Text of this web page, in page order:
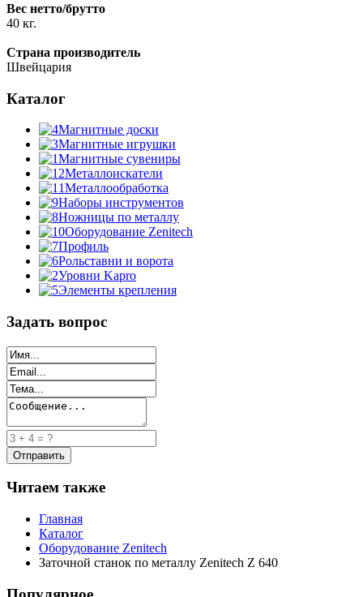
Вес нетто/брутто
40 кг.
Страна производитель
Швейцария
Каталог
Магнитные доски
Магнитные игрушки
Магнитные сувениры
Металлоискатели
Металлообработка
Наборы инструментов
Ножницы по металлу
Оборудование Zenitech
Профиль
Рольставни и ворота
Уровни Kapro
Элементы крепления
Задать вопрос
Читаем также
Главная
Каталог
Оборудование Zenitech
Заточной станок по металлу Zenitech Z 640